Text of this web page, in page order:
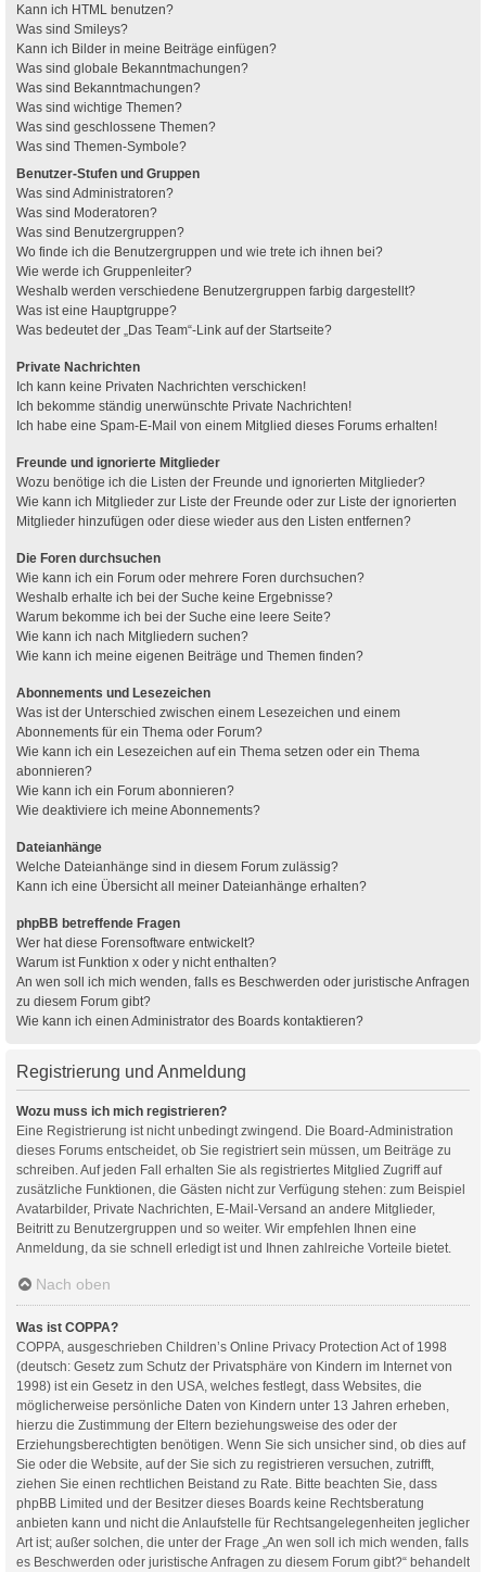
Kann ich HTML benutzen?
Was sind Smileys?
Kann ich Bilder in meine Beiträge einfügen?
Was sind globale Bekanntmachungen?
Was sind Bekanntmachungen?
Was sind wichtige Themen?
Was sind geschlossene Themen?
Was sind Themen-Symbole?
Benutzer-Stufen und Gruppen
Was sind Administratoren?
Was sind Moderatoren?
Was sind Benutzergruppen?
Wo finde ich die Benutzergruppen und wie trete ich ihnen bei?
Wie werde ich Gruppenleiter?
Weshalb werden verschiedene Benutzergruppen farbig dargestellt?
Was ist eine Hauptgruppe?
Was bedeutet der „Das Team“-Link auf der Startseite?
Private Nachrichten
Ich kann keine Privaten Nachrichten verschicken!
Ich bekomme ständig unerwünschte Private Nachrichten!
Ich habe eine Spam-E-Mail von einem Mitglied dieses Forums erhalten!
Freunde und ignorierte Mitglieder
Wozu benötige ich die Listen der Freunde und ignorierten Mitglieder?
Wie kann ich Mitglieder zur Liste der Freunde oder zur Liste der ignorierten
Mitglieder hinzufügen oder diese wieder aus den Listen entfernen?
Die Foren durchsuchen
Wie kann ich ein Forum oder mehrere Foren durchsuchen?
Weshalb erhalte ich bei der Suche keine Ergebnisse?
Warum bekomme ich bei der Suche eine leere Seite?
Wie kann ich nach Mitgliedern suchen?
Wie kann ich meine eigenen Beiträge und Themen finden?
Abonnements und Lesezeichen
Was ist der Unterschied zwischen einem Lesezeichen und einem
Abonnements für ein Thema oder Forum?
Wie kann ich ein Lesezeichen auf ein Thema setzen oder ein Thema
abonnieren?
Wie kann ich ein Forum abonnieren?
Wie deaktiviere ich meine Abonnements?
Dateianhänge
Welche Dateianhänge sind in diesem Forum zulässig?
Kann ich eine Übersicht all meiner Dateianhänge erhalten?
phpBB betreffende Fragen
Wer hat diese Forensoftware entwickelt?
Warum ist Funktion x oder y nicht enthalten?
An wen soll ich mich wenden, falls es Beschwerden oder juristische Anfragen
zu diesem Forum gibt?
Wie kann ich einen Administrator des Boards kontaktieren?
Registrierung und Anmeldung
Wozu muss ich mich registrieren?
Eine Registrierung ist nicht unbedingt zwingend. Die Board-Administration
dieses Forums entscheidet, ob Sie registriert sein müssen, um Beiträge zu
schreiben. Auf jeden Fall erhalten Sie als registriertes Mitglied Zugriff auf
zusätzliche Funktionen, die Gästen nicht zur Verfügung stehen: zum Beispiel
Avatarbilder, Private Nachrichten, E-Mail-Versand an andere Mitglieder,
Beitritt zu Benutzergruppen und so weiter. Wir empfehlen Ihnen eine
Anmeldung, da sie schnell erledigt ist und Ihnen zahlreiche Vorteile bietet.
Nach oben
Was ist COPPA?
COPPA, ausgeschrieben Children’s Online Privacy Protection Act of 1998
(deutsch: Gesetz zum Schutz der Privatsphäre von Kindern im Internet von
1998) ist ein Gesetz in den USA, welches festlegt, dass Websites, die
möglicherweise persönliche Daten von Kindern unter 13 Jahren erheben,
hierzu die Zustimmung der Eltern beziehungsweise des oder der
Erziehungsberechtigten benötigen. Wenn Sie sich unsicher sind, ob dies auf
Sie oder die Website, auf der Sie sich zu registrieren versuchen, zutrifft,
ziehen Sie einen rechtlichen Beistand zu Rate. Bitte beachten Sie, dass
phpBB Limited und der Besitzer dieses Boards keine Rechtsberatung
anbieten kann und nicht die Anlaufstelle für Rechtsangelegenheiten jeglicher
Art ist; außer solchen, die unter der Frage „An wen soll ich mich wenden, falls
es Beschwerden oder juristische Anfragen zu diesem Forum gibt?“ behandelt